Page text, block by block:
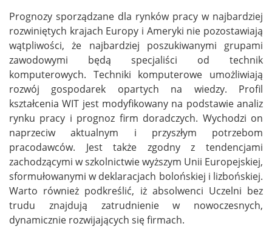
Prognozy sporządzane dla rynków pracy w najbardziej
rozwiniętych krajach Europy i Ameryki nie pozostawiają
wątpliwości, że najbardziej poszukiwanymi grupami
zawodowymi będą specjaliści od technik
komputerowych. Techniki komputerowe umożliwiają
rozwój gospodarek opartych na wiedzy. Profil
kształcenia WIT jest modyfikowany na podstawie analiz
rynku pracy i prognoz firm doradczych. Wychodzi on
naprzeciw aktualnym i przyszłym potrzebom
pracodawców. Jest także zgodny z tendencjami
zachodzącymi w szkolnictwie wyższym Unii Europejskiej,
sformułowanymi w deklaracjach bolońskiej i lizbońskiej.
Warto również podkreślić, iż absolwenci Uczelni bez
trudu znajdują zatrudnienie w nowoczesnych,
dynamicznie rozwijających się firmach.